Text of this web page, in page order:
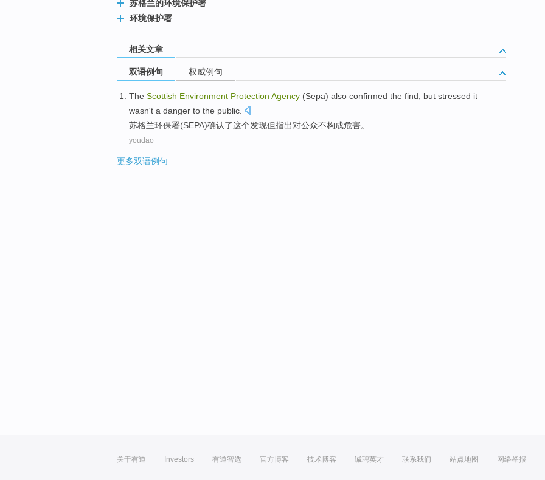
苏格兰的环境保护署
环境保护署
相关文章
双语例句 权威例句
The Scottish Environment Protection Agency (Sepa) also confirmed the find but stressed it
wasn't a danger to the public
苏格兰环保署(SEPA)确认了这个发现但指出对公众不构成危害。
youdao
更多双语例句
关于有道 Investors 有道智选 官方博客 技术博客 诚聘英才 联系我们 站点地图 网络举报